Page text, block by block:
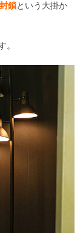
鎖という大掛か
。